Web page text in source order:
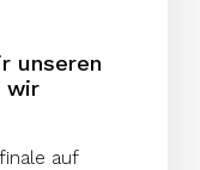
unseren
wir
auf